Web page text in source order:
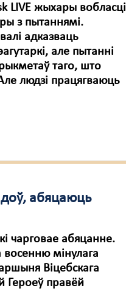
LIVE жыхары вобласці
з пытаннямі.
адказваць
але пытанні
таго, што
людзі працягваюць
абяцаюць
чарговае абяцанне.
восенню мінулага
Віцебскага
Героеў правёй